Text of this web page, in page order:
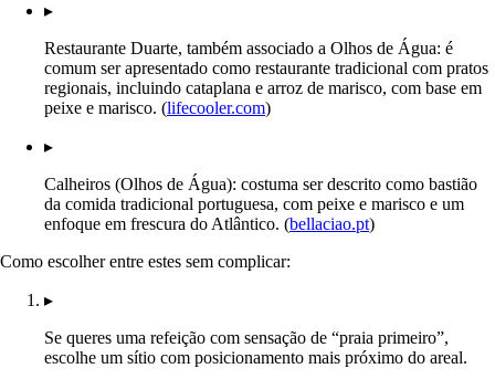
▸
Restaurante Duarte, também associado a Olhos de Água: é
comum ser apresentado como restaurante tradicional com pratos
regionais, incluindo cataplana e arroz de marisco, com base em
peixe e marisco. (lifecooler.com)
▸
Calheiros (Olhos de Água): costuma ser descrito como bastião
da comida tradicional portuguesa, com peixe e marisco e um
enfoque em frescura do Atlântico. (bellaciao.pt)
Como escolher entre estes sem complicar:
▸
Se queres uma refeição com sensação de “praia primeiro”,
escolhe um sítio com posicionamento mais próximo do areal.